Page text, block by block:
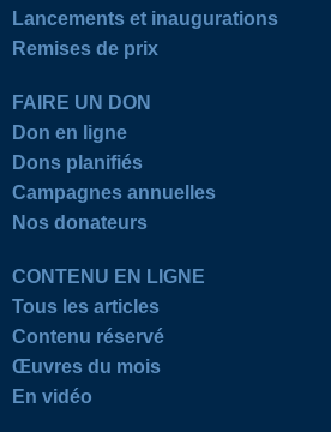
Lancements et inaugurations
Remises de prix
FAIRE UN DON
Don en ligne
Dons planifiés
Campagnes annuelles
Nos donateurs
CONTENU EN LIGNE
Tous les articles
Contenu réservé
Œuvres du mois
En vidéo